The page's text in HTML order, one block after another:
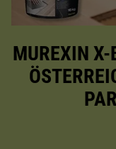
MUREXIN